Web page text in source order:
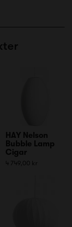
HAY Nelson
Bubble Lamp
Cigar
4 749,00 kr